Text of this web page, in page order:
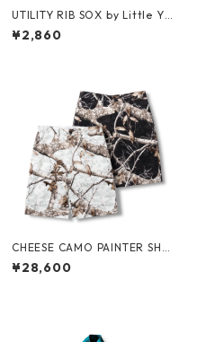
UTILITY RIB SOX by Little Ya
rmouth
¥2,860
CHEESE CAMO PAINTER SHO
RTS by Little Yarmouth
¥28,600